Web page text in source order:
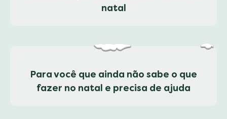
natal
Para você que ainda não sabe o que
fazer no natal e precisa de ajuda